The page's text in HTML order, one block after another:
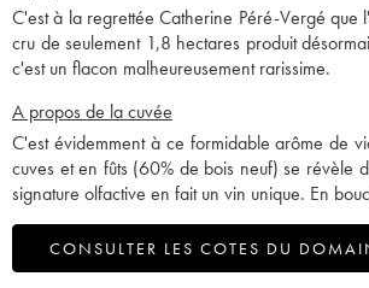
C'est à la regrettée Catherine Péré-Vergé que
cru de seulement 1,8 hectares produit
c'est un flacon malheureusement rarissime.
A propos de la cuvée
C'est évidemment à ce formidable arôme de
cuves et en fûts (60% de bois neuf) se révèle
signature olfactive en fait un vin unique. En
CONSULTER LES COTES DU